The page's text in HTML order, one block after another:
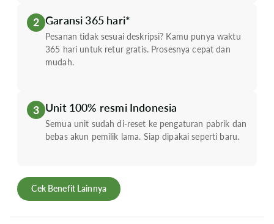
2 Garansi 365 hari*
Pesanan tidak sesuai deskripsi? Kamu punya waktu
365 hari untuk retur gratis. Prosesnya cepat dan
mudah.
3 Unit 100% resmi Indonesia
Semua unit sudah di-reset ke pengaturan pabrik dan
bebas akun pemilik lama. Siap dipakai seperti baru.
Cek Benefit Lainnya